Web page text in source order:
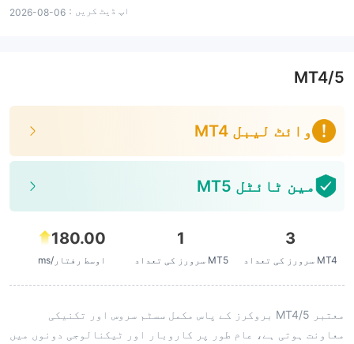
اپ ڈیٹ کریں： 2026-08-06
MT4/5
وائٹ لیبل MT4
مین ٹائٹل MT5
3
MT4 سرورز کی تعداد
1
MT5 سرورز کی تعداد
180.00
اوسط رفتار/ms
معتبر MT4/5 بروکرز کے پاس مکمل سسٹم سروس اور تکنیکی
معاونت ہوتی ہے، عام طور پر کاروبار اور ٹیکنالوجی دونوں میں